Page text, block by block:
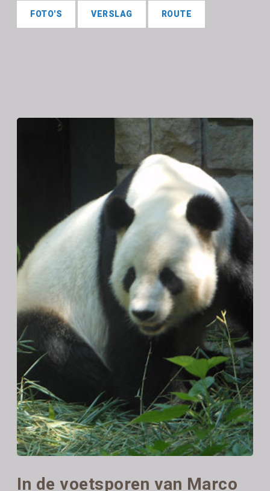
FOTO'S VERSLAG ROUTE
In de voetsporen van Marco